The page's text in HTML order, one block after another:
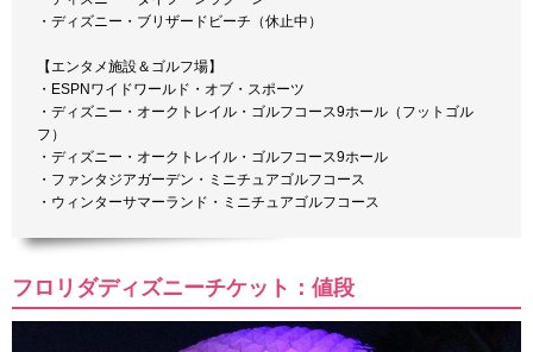
・ディズニー・ブリザードビーチ（休止中）
【エンタメ施設＆ゴルフ場】
・ESPNワイドワールド・オブ・スポーツ
・ディズニー・オークトレイル・ゴルフコース9ホール（フットゴル
フ）
・ディズニー・オークトレイル・ゴルフコース9ホール
・ファンタジアガーデン・ミニチュアゴルフコース
・ウィンターサマーランド・ミニチュアゴルフコース
フロリダディズニーチケット：値段